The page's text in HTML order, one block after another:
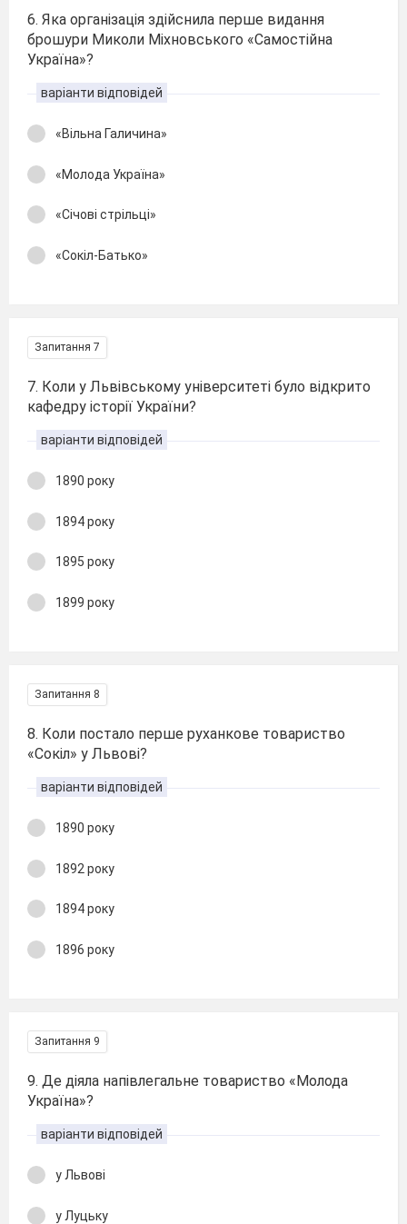
6. Яка організація здійснила перше видання
брошури Миколи Міхновського «Самостійна
Україна»?
варіанти відповідей
«Вільна Галичина»
«Молода Україна»
«Січові стрільці»
«Сокіл-Батько»
Запитання 7
7. Коли у Львівському університеті було відкрито
кафедру історії України?
варіанти відповідей
1890 року
1894 року
1895 року
1899 року
Запитання 8
8. Коли постало перше руханкове товариство
«Сокіл» у Львові?
варіанти відповідей
1890 року
1892 року
1894 року
1896 року
Запитання 9
9. Де діяла напівлегальне товариство «Молода
Україна»?
варіанти відповідей
у Львові
у Луцьку